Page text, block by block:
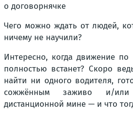
о договорнячке
Чего можно ждать от людей,
ничему не научили?
Интересно, когда движение
полностью встанет? Скоро
найти ни одного водителя,
сожжённым заживо и/или
дистанционной мине — и что